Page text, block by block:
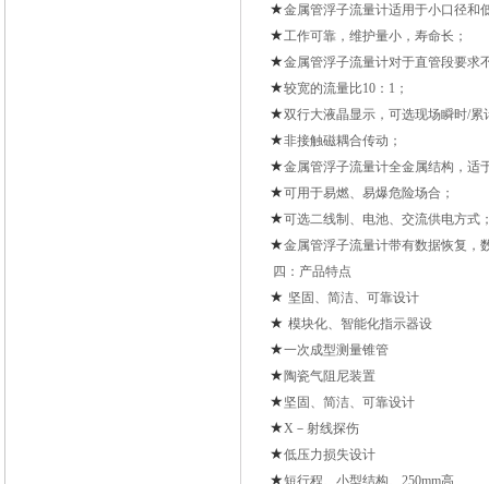
★金属管浮子流量计适用于小口径和
★工作可靠，维护量小，寿命长；
★金属管浮子流量计对于直管段要求
★较宽的流量比10：1；
★双行大液晶显示，可选现场瞬时/累
★非接触磁耦合传动；
★金属管浮子流量计全金属结构，适
★可用于易燃、易爆危险场合；
★可选二线制、电池、交流供电方式
★金属管浮子流量计带有数据恢复，
四：产品特点
★ 坚固、简洁、可靠设计
★ 模块化、智能化指示器设
★一次成型测量锥管
★ 陶瓷气阻尼装置
★ 坚固、简洁、可靠设计
★X－射线探伤
★低压力损失设计
★短行程、小型结构、250mm高